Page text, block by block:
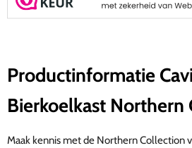
Productinformatie
Bierkoelkast Northern
Maak kennis met de Northern Collection